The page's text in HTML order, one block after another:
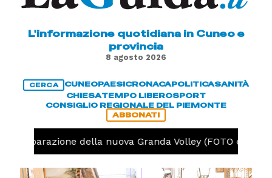
L'informazione quotidiana in Cuneo e
provincia
8 agosto 2026
CERCA CUNEOPAESICRONACAPOLITICASANITÀ
CHIESATEMPO LIBEROSPORT
CONSIGLIO REGIONALE DEL PIEMONTE
ABBONATI
della nuova Granda Volley (FOTO e VIDEO)